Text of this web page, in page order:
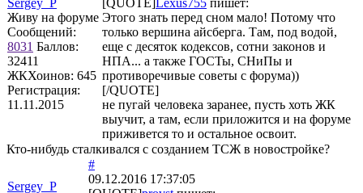
Живу на форуме
Сообщений:
8031 Баллов:
32411
ЖКХоинов: 645
Регистрация:
11.11.2015
Этого знать перед сном мало! Потому что
только вершина айсберга. Там, под водой,
еще с десяток кодексов, сотни законов и
НПА... а также ГОСТы, СНиПы и
противоречивые советы с форума))
[/QUOTE]
не пугай человека заранее, пусть хоть ЖК
выучит, а там, если приложится и на форуме
приживется то и остальное освоит.
Кто-нибудь сталкивался с созданием ТСЖ в новостройке?
Sergey_P
#
09.12.2016 17:37:05